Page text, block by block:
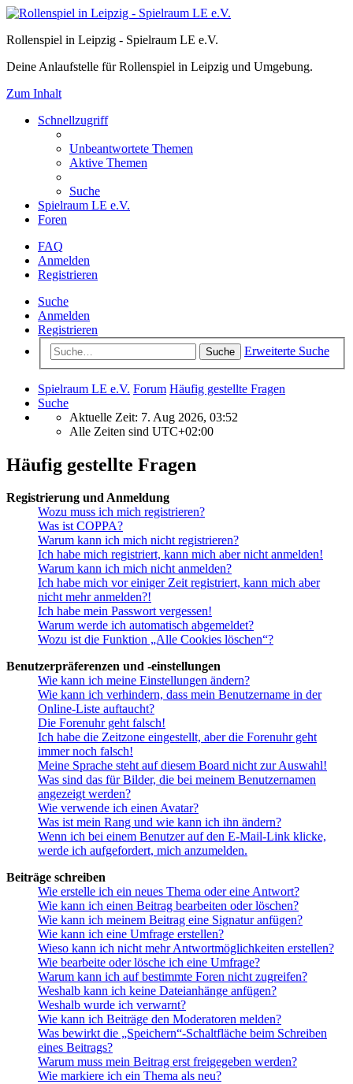
Rollenspiel in Leipzig - Spielraum LE e.V.
Deine Anlaufstelle für Rollenspiel in Leipzig und Umgebung.
Zum Inhalt
Schnellzugriff
Unbeantwortete Themen
Aktive Themen
Suche
Spielraum LE e.V.
Foren
FAQ
Anmelden
Registrieren
Suche
Anmelden
Registrieren
Suche Erweiterte Suche
Spielraum LE e.V. Forum Häufig gestellte Fragen
Suche
Aktuelle Zeit: 7. Aug 2026, 03:52
Alle Zeiten sind UTC+02:00
Häufig gestellte Fragen
Registrierung und Anmeldung
Wozu muss ich mich registrieren?
Was ist COPPA?
Warum kann ich mich nicht registrieren?
Ich habe mich registriert, kann mich aber nicht anmelden!
Warum kann ich mich nicht anmelden?
Ich habe mich vor einiger Zeit registriert, kann mich aber
nicht mehr anmelden?!
Ich habe mein Passwort vergessen!
Warum werde ich automatisch abgemeldet?
Wozu ist die Funktion „Alle Cookies löschen“?
Benutzerpräferenzen und -einstellungen
Wie kann ich meine Einstellungen ändern?
Wie kann ich verhindern, dass mein Benutzername in der
Online-Liste auftaucht?
Die Forenuhr geht falsch!
Ich habe die Zeitzone eingestellt, aber die Forenuhr geht
immer noch falsch!
Meine Sprache steht auf diesem Board nicht zur Auswahl!
Was sind das für Bilder, die bei meinem Benutzernamen
angezeigt werden?
Wie verwende ich einen Avatar?
Was ist mein Rang und wie kann ich ihn ändern?
Wenn ich bei einem Benutzer auf den E-Mail-Link klicke,
werde ich aufgefordert, mich anzumelden.
Beiträge schreiben
Wie erstelle ich ein neues Thema oder eine Antwort?
Wie kann ich einen Beitrag bearbeiten oder löschen?
Wie kann ich meinem Beitrag eine Signatur anfügen?
Wie kann ich eine Umfrage erstellen?
Wieso kann ich nicht mehr Antwortmöglichkeiten erstellen?
Wie bearbeite oder lösche ich eine Umfrage?
Warum kann ich auf bestimmte Foren nicht zugreifen?
Weshalb kann ich keine Dateianhänge anfügen?
Weshalb wurde ich verwarnt?
Wie kann ich Beiträge den Moderatoren melden?
Was bewirkt die „Speichern“-Schaltfläche beim Schreiben
eines Beitrags?
Warum muss mein Beitrag erst freigegeben werden?
Wie markiere ich ein Thema als neu?